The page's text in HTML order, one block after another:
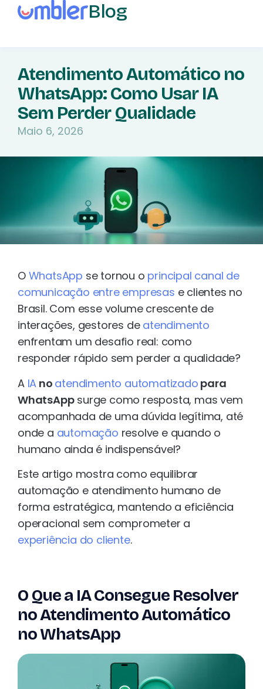
Blog
Atendimento Automático no
WhatsApp: Como Usar IA
Sem Perder Qualidade
Maio 6, 2026
O WhatsApp se tornou o principal canal de
comunicação entre empresas e clientes no
Brasil. Com esse volume crescente de
interações, gestores de atendimento
enfrentam um desafio real: como
responder rápido sem perder a qualidade?
A IA no atendimento automatizado para
WhatsAppsurge como resposta, mas vem
acompanhada de uma dúvida legítima, até
onde a automação resolve e quando o
humano ainda é indispensável?
Este artigo mostra como equilibrar
automação e atendimento humano de
forma estratégica, mantendo a eficiência
operacional sem comprometer a
experiência do cliente.
O Que a IA Consegue Resolver
no Atendimento Automático
no WhatsApp